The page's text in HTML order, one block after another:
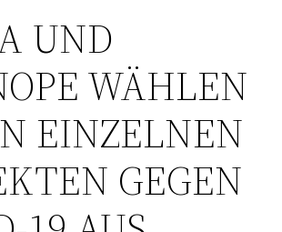
UND
WÄHLEN
EINZELNEN
GEGEN